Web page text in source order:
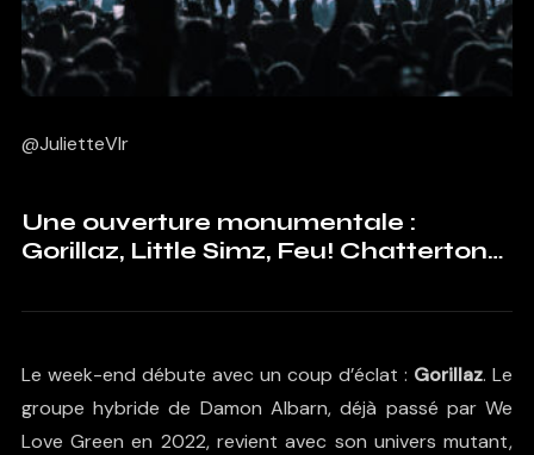
@JulietteVlr
Une ouverture monumentale :
Gorillaz, Little Simz, Feu! Chatterton…
Le week-end débute avec un coup d’éclat : Gorillaz. Le
groupe hybride de Damon Albarn, déjà passé par We
Love Green en 2022, revient avec son univers mutant,